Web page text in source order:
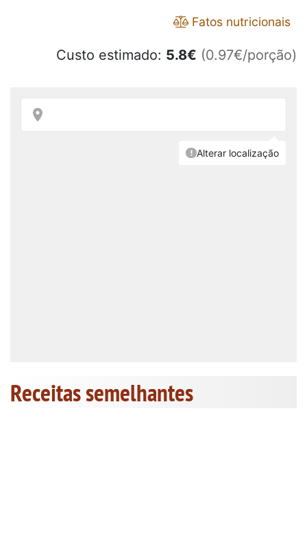
Fatos nutricionais
Custo estimado: 5.8€ (0.97€/porção)
Receitas semelhantes